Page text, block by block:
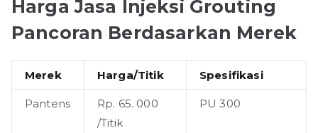
Harga Jasa Injeksi Grouting
Pancoran Berdasarkan Merek
Merek Harga/Titik Spesifikasi
Pantens
Rp. 65. 000
/Titik
PU 300